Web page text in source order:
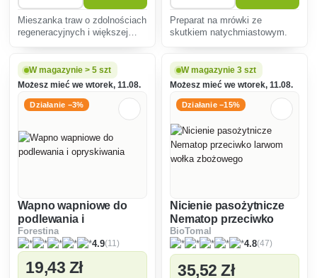
Mieszanka traw o zdolnościach
regeneracyjnych i większej
stosowana do różnych celów,
np. na trawnikach, lokalnych
park
Preparat na mrówki ze
skutkiem natychmiastowym.
W magazynie > 5 szt
Możesz mieć we wtorek, 11.08.
Działanie −3%
Wapno wapniowe do
podlewania i
opryskiwania
Forestina
4.9(11)
19,43 Zł
W magazynie 3 szt
Możesz mieć we wtorek, 11.08.
Działanie −15%
Nicienie pasożytnicze
Nematop przeciwko
larwom wołka
zbożowego
BioTomal
4.8(47)
35,52 Zł